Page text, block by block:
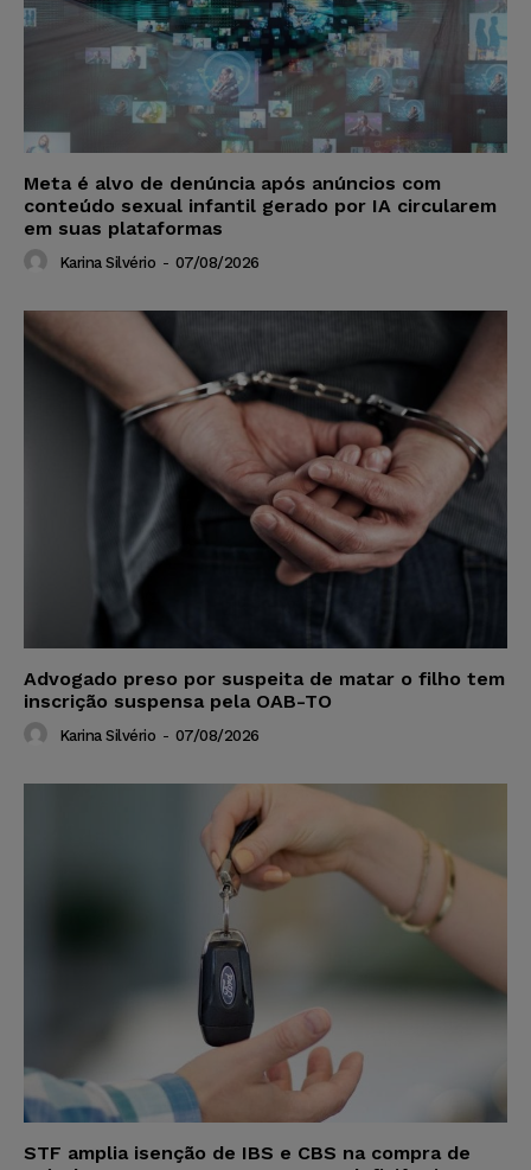
Meta é alvo de denúncia após anúncios com
conteúdo sexual infantil gerado por IA circularem
em suas plataformas
Karina Silvério - 07/08/2026
Advogado preso por suspeita de matar o filho tem
inscrição suspensa pela OAB-TO
Karina Silvério - 07/08/2026
STF amplia isenção de IBS e CBS na compra de